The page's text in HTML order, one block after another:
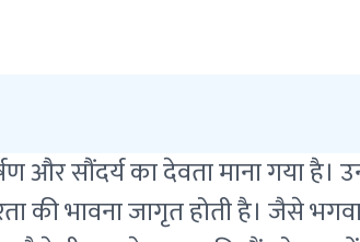
और सौंदर्य का देवता माना गया है।
की भावना जागृत होती है। जैसे